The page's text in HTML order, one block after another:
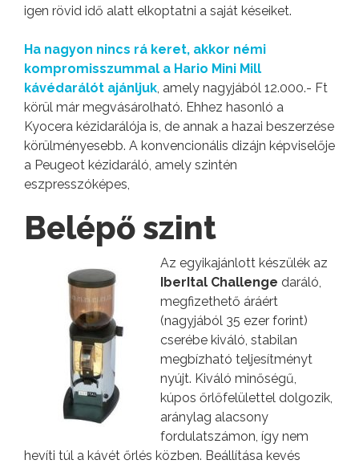
igen rövid idő alatt elkoptatni a saját késeiket.
Ha nagyon nincs rá keret, akkor némi
kompromisszummal a Hario Mini Mill
kávédarálót ajánljuk , amely nagyjából 12.000.- Ft
körül már megvásárolható. Ehhez hasonló a
Kyocera kézidarálója is, de annak a hazai beszerzése
körülményesebb. A konvencionális dizájn képviselője
a Peugeot kézidaráló, amely szintén
eszpresszóképes,
Belépő szint
Az egyikajánlott készülék az
IberItal Challenge daráló,
megfizethető áráért
(nagyjából 35 ezer forint)
cserébe kiváló, stabilan
megbízható teljesítményt
nyújt. Kiváló minőségű,
kúpos őrlőfelülettel dolgozik,
aránylag alacsony
fordulatszámon, így nem
hevíti túl a kávét őrlés közben. Beállítása kevés